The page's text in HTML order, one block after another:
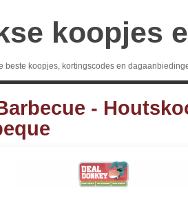
koopjes
beste koopjes, kortingscodes en
-